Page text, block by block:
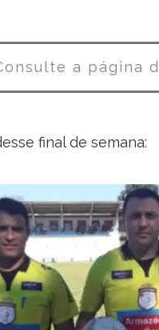
a página
final de semana: